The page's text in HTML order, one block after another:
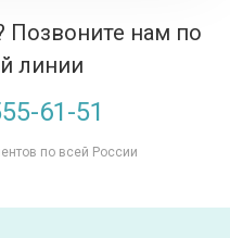
Позвоните нам по
линии
61-51
по всей России